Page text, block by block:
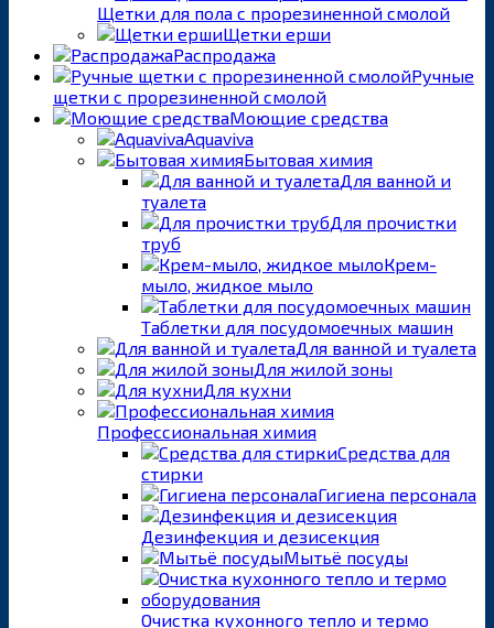
Щетки для пола с прорезиненной смолой
Щетки ерши
Распродажа
Ручные
щетки с прорезиненной смолой
Моющие средства
Aquaviva
Бытовая химия
Для ванной и
туалета
Для прочистки
труб
Крем-
мыло, жидкое мыло
Таблетки для посудомоечных машин
Для ванной и туалета
Для жилой зоны
Для кухни
Профессиональная химия
Средства для
стирки
Гигиена персонала
Дезинфекция и дезисекция
Мытьё посуды
Очистка кухонного тепло и термо